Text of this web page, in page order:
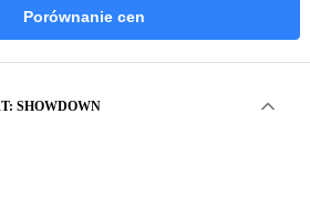
Porównanie cen
SHOWDOWN